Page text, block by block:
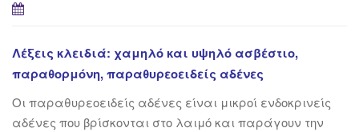
Λέξεις κλειδιά: χαμηλό και υψηλό ασβέστιο,
παραθορμόνη, παραθυρεοειδείς αδένες
Oι παραθυρεοειδείς αδένες είναι μικρoί ενδοκρινείς
αδένες που βρίσκονται στο λαιμό και παράγουν την